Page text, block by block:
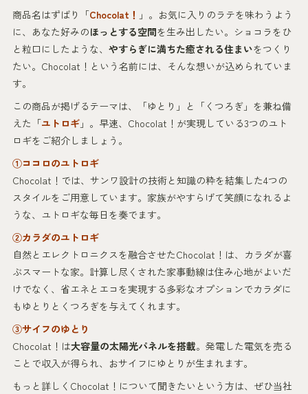
商品名はずばり「Chocolat！ 」。お気に入りのラテを味わうよう
に、あなた好みのほっとする空間を生み出したい。ショコラをひ
と粒口にしたような、 やすらぎに満ちた癒される住まいをつくり
たい。Chocolat！という名前には、そんな想いが込められていま
す。
この商品が掲げるテーマは、「ゆとり」と「くつろぎ」を兼ね備
えた「ユトロギ」。早速、Chocolat！が実現している3つのユト
ロギをご紹介しましょう。
①ココロのユトロギ
Chocolat！では、サンワ設計の技術と知識の粋を結集した4つの
スタイルをご用意しています。家族がやすらげて笑顔になれるよ
うな、ユトロギな毎日を奏でます。
②カラダのユトロギ
自然とエレクトロニクスを融合させたChocolat！は、カラダが喜
ぶスマートな家。計算し尽くされた家事動線は住み心地がよいだ
けでなく、省エネとエコを実現する多彩なオプションでカラダに
もゆとりとくつろぎを与えてくれます。
③サイフのゆとり
Chocolat！は大容量の太陽光パネルを搭載。発電した電気を売る
ことで収入が得られ、おサイフにゆとりが生まれます。
もっと詳しくChocolat！について聞きたいという方は、ぜひ当社